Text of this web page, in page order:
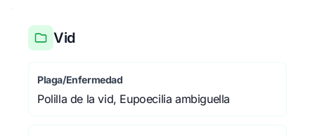
Vid
Plaga/Enfermedad
Polilla de la vid, Eupoecilia ambiguella